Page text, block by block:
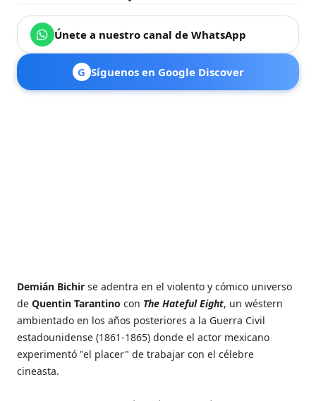
Únete a nuestro canal de WhatsApp
G Síguenos en Google Discover
Demián Bichirse adentra en el violento y cómico universo
deQuentin Tarantino con The Hateful Eight, un wéstern
ambientado en los años posteriores a la Guerra Civil
estadounidense (1861-1865) donde el actor mexicano
experimentó "el placer" de trabajar con el célebre
cineasta.